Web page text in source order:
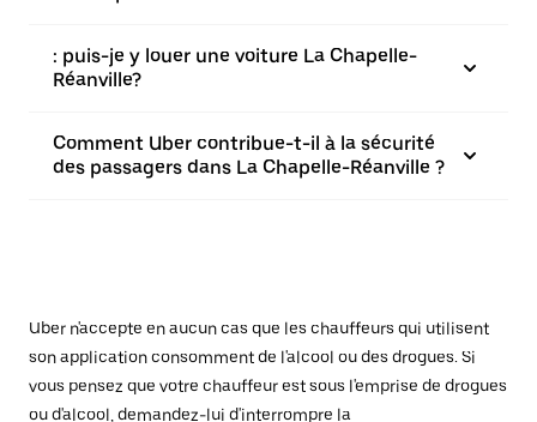
: puis-je y louer une voiture La Chapelle-
Réanville?
Comment Uber contribue-t-il à la sécurité
des passagers dans La Chapelle-Réanville ?
Uber n'accepte en aucun cas que les chauffeurs qui utilisent
son application consomment de l'alcool ou des drogues. Si
vous pensez que votre chauffeur est sous l'emprise de drogues
ou d'alcool, demandez-lui d'interrompre la